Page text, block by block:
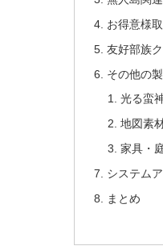
お得意様
友好部族
その他の
光る蛮
地図素
家具・
システム
まとめ